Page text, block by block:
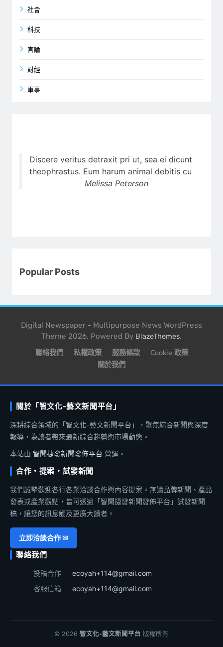
社會
科技
言論
財經
軍事
Discere veritus detraxit pri ut, sea ei dicunt
theophrastus. Eum harum animal debitis cu
Melissa Peterson
Popular Posts
Digital Newspaper - Multipurpose News WordPress
Theme 2026. Powered By BlazeThemes.
聯絡我們 私權政策 服務條款
Cookie 政策
關於我們
關於「智文化-藝文新聞平台」
深耕綜合領域的「智文化-藝文新聞平台」，聚焦綜合新聞與深度
報導，為讀者帶來最新綜合趨勢與市場動態。
本站由 智聞捷發新聞發佈平台 營運。
合作・提案・試發新聞
我們誠摯歡迎各行各業洽談合作與內容提案。無論品牌新聞、產品
發表或產業觀點，皆可透過「智聞捷發新聞發佈平台」試發新聞
稿，讓您的訊息觸及更廣大讀者。
立即洽談合作 ✉
聯絡我們
投稿合作
ecoyah+114@gmail.com
客服信箱
ecoyah+114@gmail.com
© 2026 智文化-藝文新聞平台 版權所有